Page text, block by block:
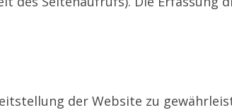
der Website zu